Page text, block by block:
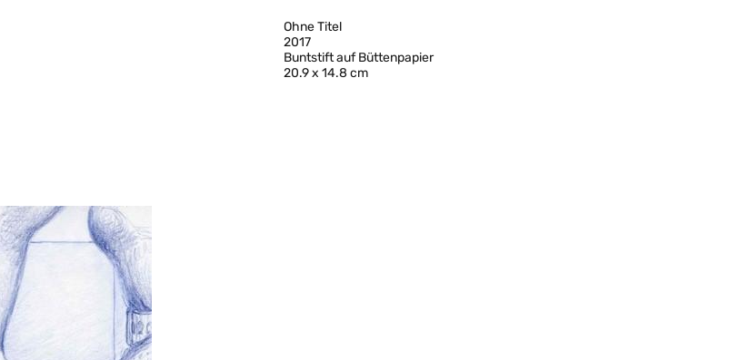
Ohne Titel
2017
Buntstift auf Büttenpapier
20.9 x 14.8 cm